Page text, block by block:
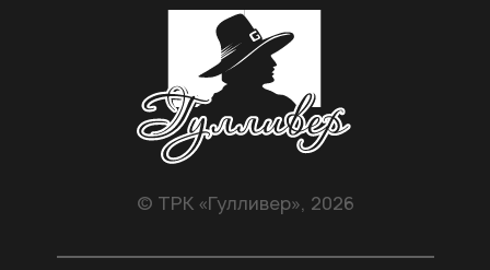
© ТРК «Гулливер», 2026